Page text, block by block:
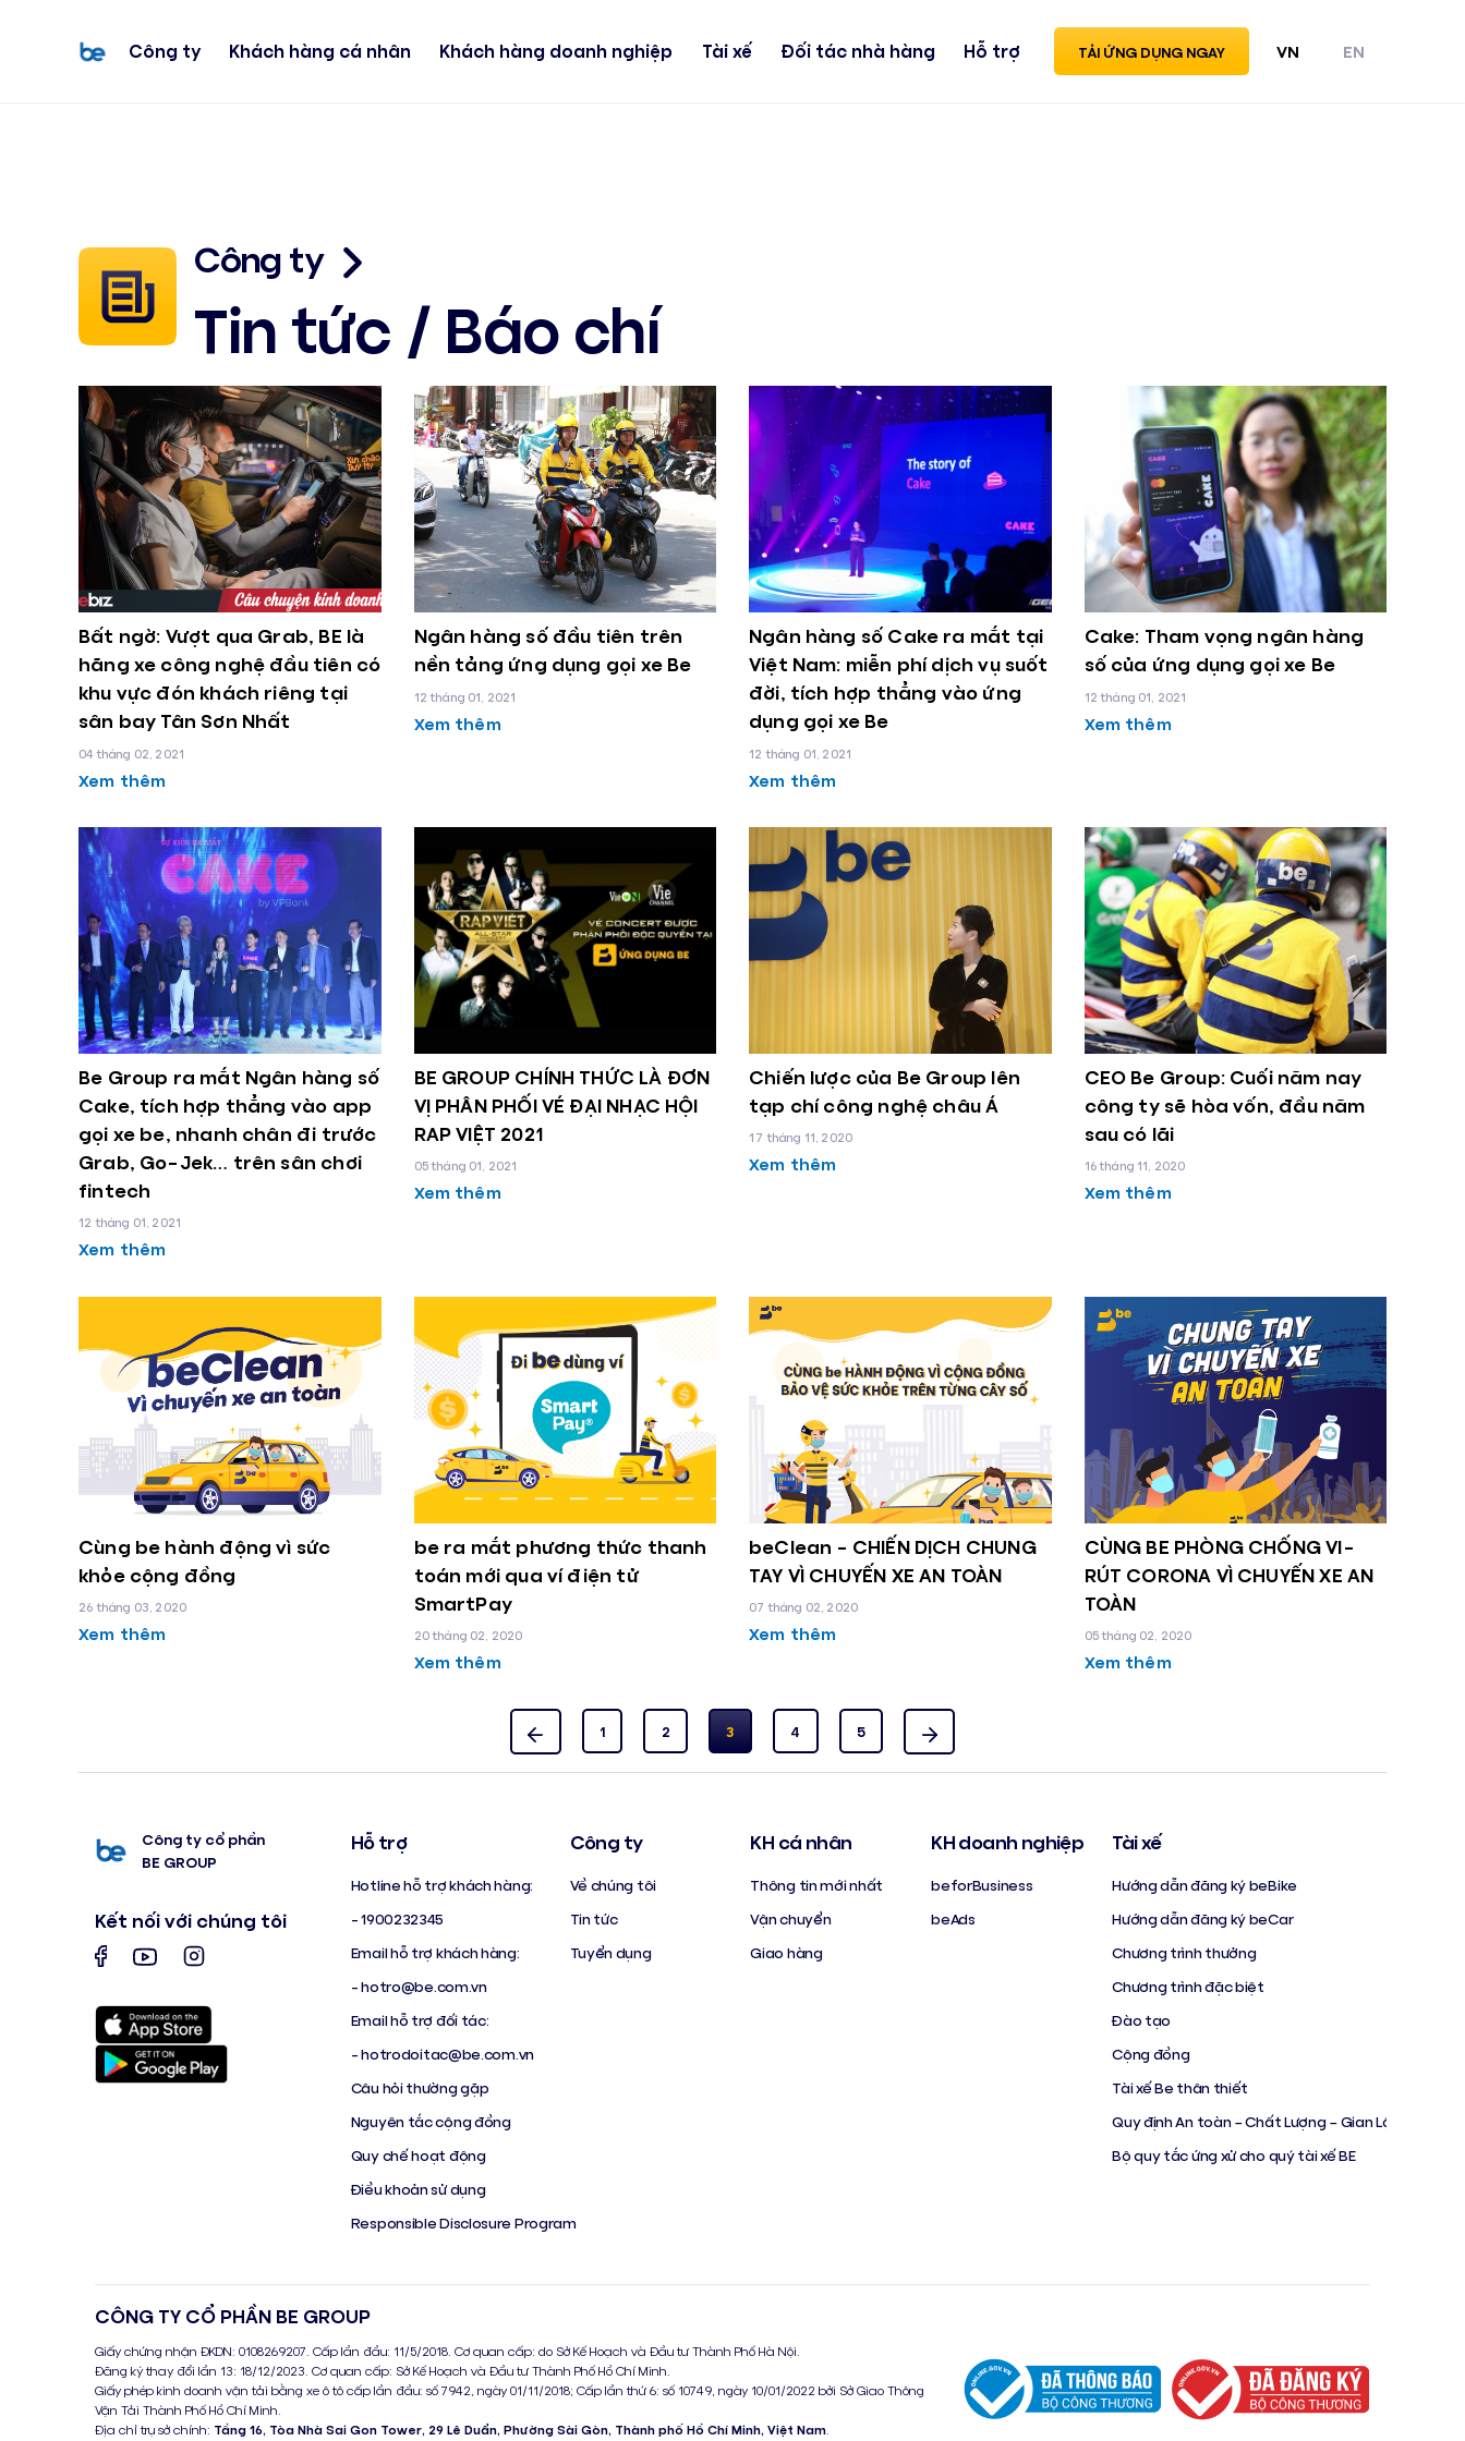
Công ty Khách hàng cá nhân Khách hàng doanh nghiệp Tài xế Đối tác nhà hàng Hỗ trợ TẢI ỨNG DỤNG NGAY VN EN
Công ty
Tin tức / Báo chí
Bất ngờ: Vượt qua Grab, BE là
hãng xe công nghệ đầu tiên có
khu vực đón khách riêng tại
sân bay Tân Sơn Nhất
04 tháng 02, 2021
Xem thêm
Ngân hàng số đầu tiên trên
nền tảng ứng dụng gọi xe Be
12 tháng 01, 2021
Xem thêm
Ngân hàng số Cake ra mắt tại
Việt Nam: miễn phí dịch vụ suốt
đời, tích hợp thẳng vào ứng
dụng gọi xe Be
12 tháng 01, 2021
Xem thêm
Cake: Tham vọng ngân hàng
số của ứng dụng gọi xe Be
12 tháng 01, 2021
Xem thêm
Be Group ra mắt Ngân hàng số
Cake, tích hợp thẳng vào app
gọi xe be, nhanh chân đi trước
Grab, Go-Jek… trên sân chơi
fintech
12 tháng 01, 2021
Xem thêm
BE GROUP CHÍNH THỨC LÀ ĐƠN
VỊ PHÂN PHỐI VÉ ĐẠI NHẠC HỘI
RAP VIỆT 2021
05 tháng 01, 2021
Xem thêm
Chiến lược của Be Group lên
tạp chí công nghệ châu Á
17 tháng 11, 2020
Xem thêm
CEO Be Group: Cuối năm nay
công ty sẽ hòa vốn, đầu năm
sau có lãi
16 tháng 11, 2020
Xem thêm
Cùng be hành động vì sức
khỏe cộng đồng
26 tháng 03, 2020
Xem thêm
be ra mắt phương thức thanh
toán mới qua ví điện tử
SmartPay
20 tháng 02, 2020
Xem thêm
beClean – CHIẾN DỊCH CHUNG
TAY VÌ CHUYẾN XE AN TOÀN
07 tháng 02, 2020
Xem thêm
CÙNG BE PHÒNG CHỐNG VI-
RÚT CORONA VÌ CHUYẾN XE AN
TOÀN
05 tháng 02, 2020
Xem thêm
1 2 3 4 5
Công ty cổ phần
BE GROUP
Kết nối với chúng tôi
Hỗ trợ
Hotline hỗ trợ khách hàng:
- 1900232345
Email hỗ trợ khách hàng:
-hotro@be.com.vn
Email hỗ trợ đối tác:
-hotrodoitac@be.com.vn
Câu hỏi thường gặp
Nguyên tắc cộng đồng
Quy chế hoạt động
Điều khoản sử dụng
Responsible Disclosure Program
Công ty
Về chúng tôi
Tin tức
Tuyển dụng
KH cá nhân
Thông tin mới nhất
Vận chuyển
Giao hàng
KH doanh nghiệp
beforBusiness
beAds
Tài xế
Hướng dẫn đăng ký beBike
Hướng dẫn đăng ký beCar
Chương trình thưởng
Chương trình đặc biệt
Đào tạo
Cộng đồng
Tài xế Be thân thiết
Quy định An toàn – Chất Lượng – Gian Lận
Bộ quy tắc ứng xử cho quý tài xế BE
CÔNG TY CỔ PHẦN BE GROUP
Giấy chứng nhận ĐKDN: 0108269207. Cấp lần đầu: 11/5/2018. Cơ quan cấp: do Sở Kế Hoạch và Đầu tư Thành Phố Hà Nội.
Đăng ký thay đổi lần 13: 18/12/2023. Cơ quan cấp: Sở Kế Hoạch và Đầu tư Thành Phố Hồ Chí Minh.
Giấy phép kinh doanh vận tải bằng xe ô tô cấp lần đầu: số 7942, ngày 01/11/2018; Cấp lần thứ 6: số 10749, ngày 10/01/2022 bởi Sở Giao Thông
Vận Tải Thành Phố Hồ Chí Minh.
Địa chỉ trụ sở chính: Tầng 16, Tòa Nhà Sai Gon Tower, 29 Lê Duẩn, Phường Sài Gòn, Thành phố Hồ Chí Minh, Việt Nam